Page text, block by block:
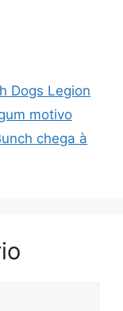
Dogs Legion
motivo
chega à